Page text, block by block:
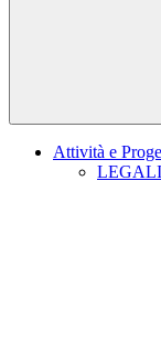
Attività e